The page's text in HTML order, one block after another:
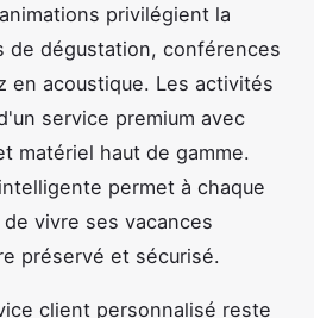
privilégient la
de dégustation, conférences
en acoustique. Les activités
service premium avec
matériel haut de gamme.
permet à chaque
vivre ses vacances
préservé et sécurisé.
client personnalisé reste